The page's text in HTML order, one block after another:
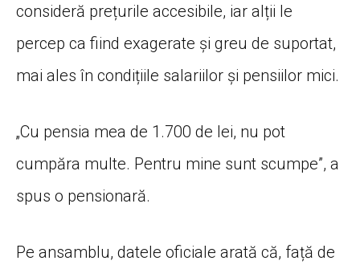
consideră prețurile accesibile, iar alții le
percep ca fiind exagerate și greu de suportat,
mai ales în condițiile salariilor și pensiilor mici.
„Cu pensia mea de 1.700 de lei, nu pot
cumpăra multe. Pentru mine sunt scumpe”, a
spus o pensionară.
Pe ansamblu, datele oficiale arată că, față de